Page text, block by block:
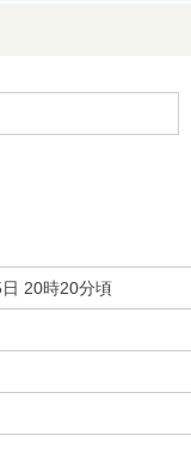
20時20分頃